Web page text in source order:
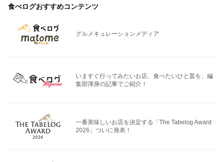
食べログおすすめコンテンツ
グルメキュレーションメディア
いますぐ行ってみたいお店、食べたいひと皿を、編
集部渾身の記事でご紹介！
一番美味しいお店を決定する「The Tabelog Award
2026」ついに発表！